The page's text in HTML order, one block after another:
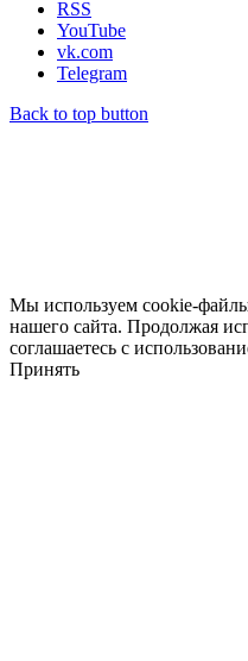
RSS
YouTube
vk.com
Telegram
Back to top button
Мы используем cookie-
нашего сайта. Продолжая
соглашаетесь с
Принять